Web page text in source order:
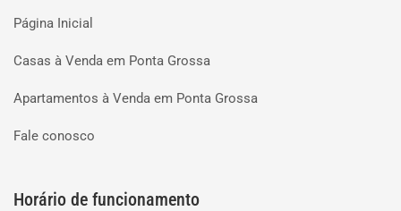
Página Inicial
Casas à Venda em Ponta Grossa
Apartamentos à Venda em Ponta Grossa
Fale conosco
Horário de funcionamento